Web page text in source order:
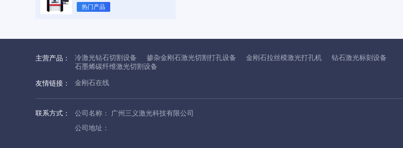
热门产品
主营产品： 冷激光钻石切割设备 掺杂金刚石激光切割打孔设备 金刚石拉丝模激光打孔机
钻石激光标刻设备
石墨烯碳纤维激光切割设备
友情链接： 金刚石在线
联系方式：
公司名称： 广州三义激光科技有限公司
公司地址：